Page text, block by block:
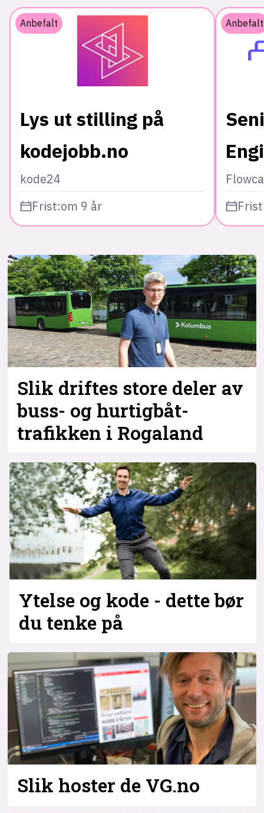
Anbefalt
Lys ut stilling på
kodejobb.no
kode24
Frist:om 9 år
Anbefalt
Slik driftes store deler av
buss- og hurtigbåt-
trafikken i Rogaland
Ytelse og kode - dette bør
du tenke på
Slik hoster de VG.no